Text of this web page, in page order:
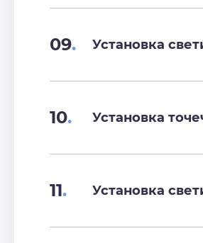
09. Установка
10. Установка
11. Установка